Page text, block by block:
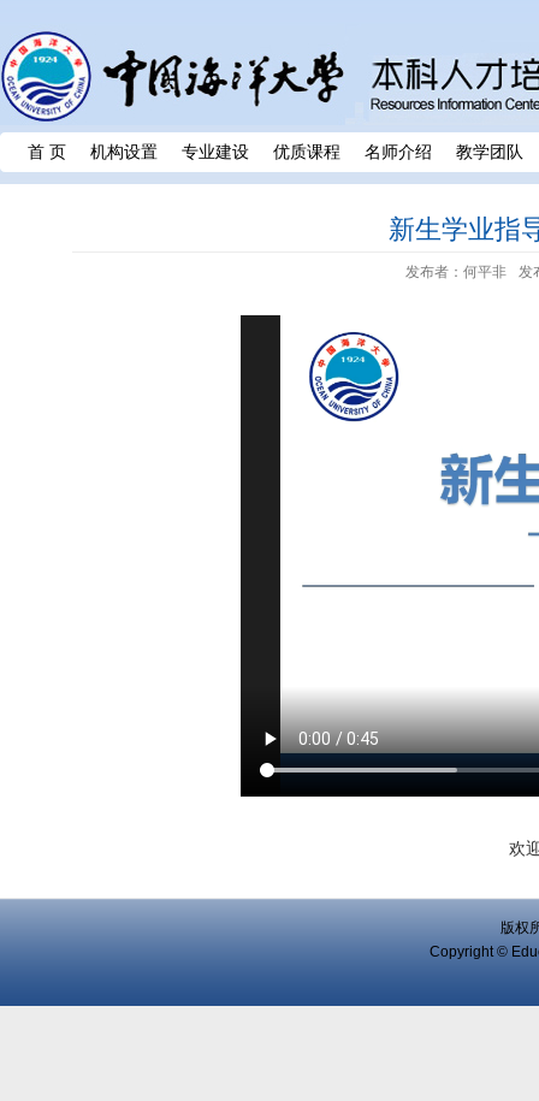
首 页 机构设置 专业建设 优质课程 名师介绍 教学团队
新生学业指
发布者：何平非 发
欢
版权
Copyright ©